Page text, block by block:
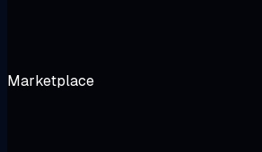
Marketplace